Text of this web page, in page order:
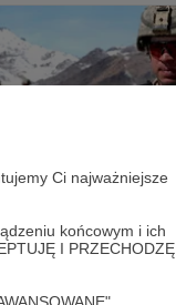
Ci najważniejsze
końcowym i ich
I PRZECHODZĘ
komentarzy